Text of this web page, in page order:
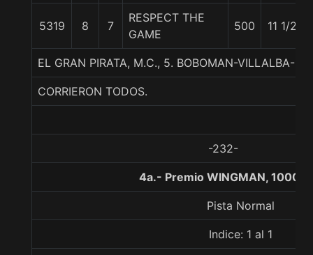
5319 8 7
RESPECT THE
GAME
500 11 1/2
EL GRAN PIRATA, M.C., 5. BOBOMAN-VILLALBA-
CORRIERON TODOS.
-232-
4a.- Premio WINGMAN, 1000
Pista Normal
Indice: 1 al 1